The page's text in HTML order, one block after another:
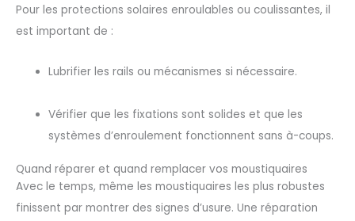
Pour les protections solaires enroulables ou coulissantes, il
est important de :
Lubrifier les rails ou mécanismes si nécessaire.
Vérifier que les fixations sont solides et que les
systèmes d’enroulement fonctionnent sans à-coups.
Quand réparer et quand remplacer vos moustiquaires
Avec le temps, même les moustiquaires les plus robustes
finissent par montrer des signes d’usure. Une réparation